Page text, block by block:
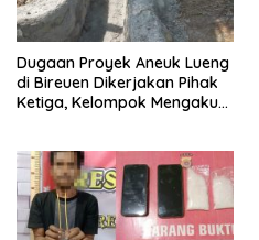
Dugaan Proyek Aneuk Lueng
di Bireuen Dikerjakan Pihak
Ketiga, Kelompok Mengaku